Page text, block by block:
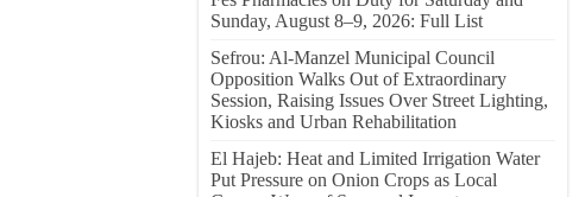
Sunday, August 8–9, 2026: Full List
Sefrou: Al-Manzel Municipal Council
Opposition Walks Out of Extraordinary
Session, Raising Issues Over Street Lighting,
Kiosks and Urban Rehabilitation
El Hajeb: Heat and Limited Irrigation Water
Put Pressure on Onion Crops as Local